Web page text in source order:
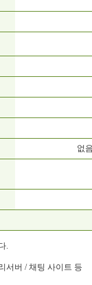
없
.
서버 / 채팅 사이트 등